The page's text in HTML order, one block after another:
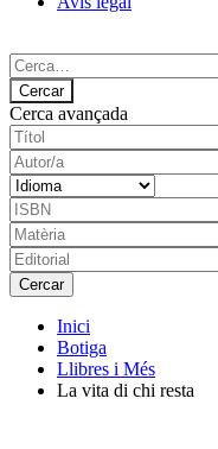
Cerca avançada
Inici
Botiga
Llibres i Més
La vita di chi resta